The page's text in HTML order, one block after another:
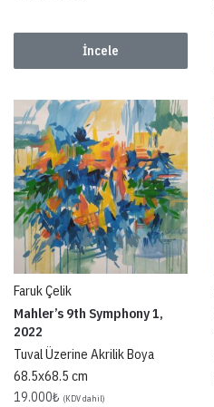
İncele
Faruk Çelik
Mahler’s 9th Symphony 1,
2022
Tuval Üzerine Akrilik Boya
68.5x68.5 cm
19.000₺ (KDV dahil)